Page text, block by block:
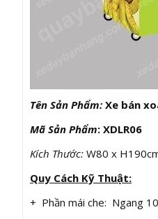
Tên Sản Phẩm: Xe bán
Mã Sản Phẩm: XDLR06
Kích Thước: W80 x
Quy Cách Kỹ Thuật:
+ Phần mái che: Ngang